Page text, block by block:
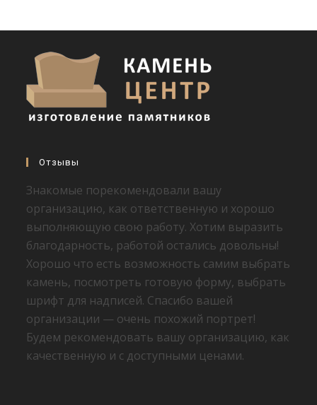
Отзывы
Знакомые порекомендовали вашу
организацию, как ответственную и хорошо
выполняющую свою работу. Хотим выразить
благодарность, работой остались довольны!
Хорошо что есть возможность самим выбрать
камень, посмотреть готовую форму, выбрать
шрифт для надписей. Спасибо вашей
организации — очень похожий портрет!
Будем рекомендовать вашу организацию, как
качественную и с доступными ценами.